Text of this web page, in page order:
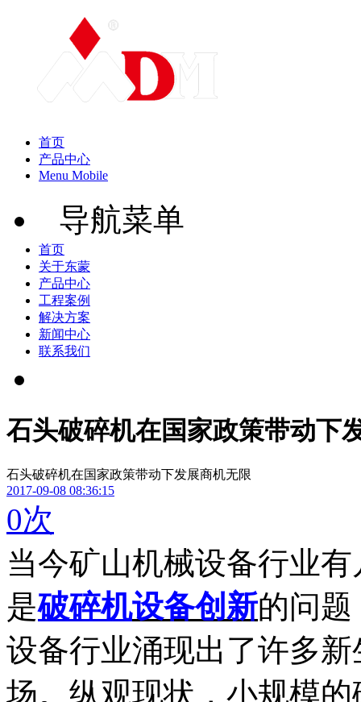
首页
产品中心
Menu Mobile
导航菜单
首页
关于东蒙
产品中心
工程案例
解决方案
新闻中心
联系我们
石头破碎机在国家政策带动下
石头破碎机在国家政策带动下发展商机无限
2017-09-08 08:36:15
0次
当今矿山机械设备行业
是破碎机设备创新的问
设备行业涌现出了许多
场。纵观现状，小规模